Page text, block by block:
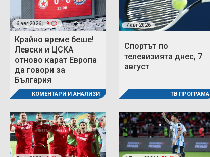
6 авг 2026 | 9
Крайно време беше!
Левски и ЦСКА
отново карат Европа
да говори за
България
КОМЕНТАРИ И АНАЛИЗИ
7 авг 2026
Спортът по
телевизията днес, 7
август
ТВ ПРОГРАМА